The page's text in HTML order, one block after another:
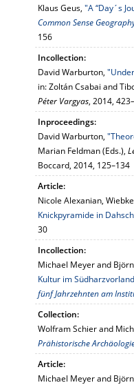
Klaus Geus, "A “Day´s
Common Sense
156
Incollection:
David Warburton,
in: Zoltán Csabai and
Péter Vargyas, 2014,
Inproceedings:
David Warburton,
Marian Feldman (Eds.),
Boccard, 2014, 125–134
Article:
Nicole Alexanian,
Knickpyramide in
30
Incollection:
Michael Meyer and
Kultur im
fünf Jahrzehnten am
Collection:
Wolfram Schier and
Prähistorische
Article:
Michael Meyer and